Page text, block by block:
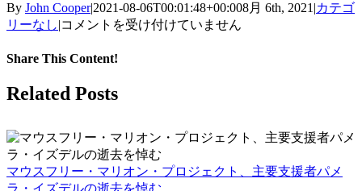
By John Cooper|2021-08-06T00:01:48+00:008月 6th, 2021|カテゴ
リーなし|ゴ
島
ア
ド
リ
を
コメントを受け付けていません
Share This Content!
Facebook
X
LinkedIn
WhatsApp
Tumblr
Pinterest
Email
Related Posts
マウスフリー・マリオン・プロジェクト、主要支援者パメ
ラ・イズデルの逝去を悼む